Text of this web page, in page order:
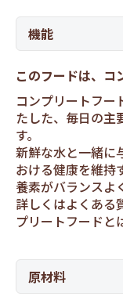
機能
このフードは、コ
コンプリートフー
たした、毎日の主
す。
新鮮な水と一緒に
おける健康を維持
養素がバランスよ
詳しくはよくあ
プリートフードと
原材料